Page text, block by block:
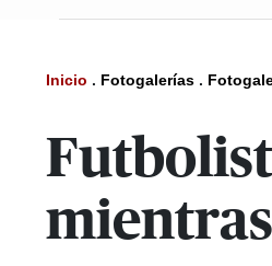
Inicio . Fotogalerías .